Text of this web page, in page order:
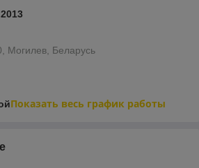
Могилев, Беларусь
Показать весь график работы